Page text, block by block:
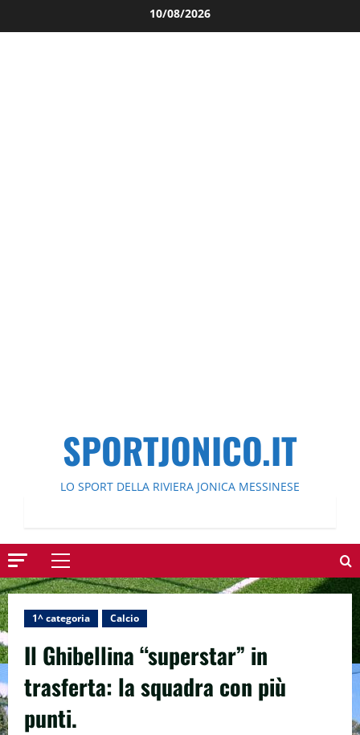
al
10/08/2026
SPORTJONICO.IT
LO SPORT DELLA RIVIERA JONICA MESSINESE
Menu
principale
1^ categoria Calcio
Il Ghibellina “superstar” in
trasferta: la squadra con più
punti.